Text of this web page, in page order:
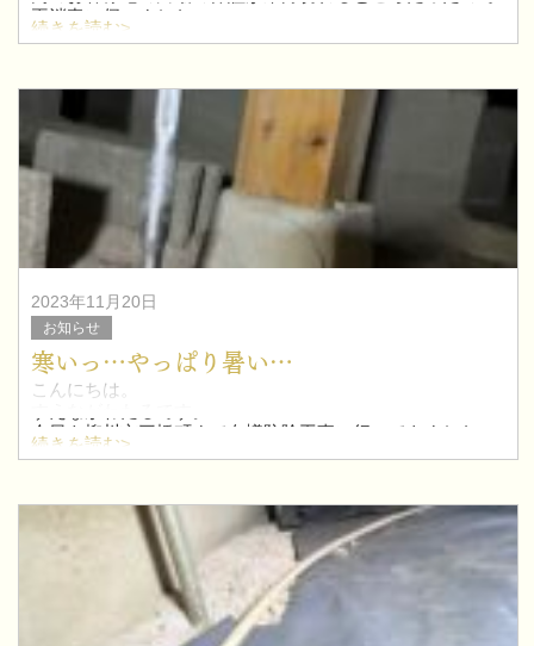
再消毒に伺いました。
続きを読む>
2023年11月20日
お知らせ
寒いっ…やっぱり暑い…
こんにちは。
今日も柳川市三橋町まで白蟻防除工事に行ってきました。
続きを読む>